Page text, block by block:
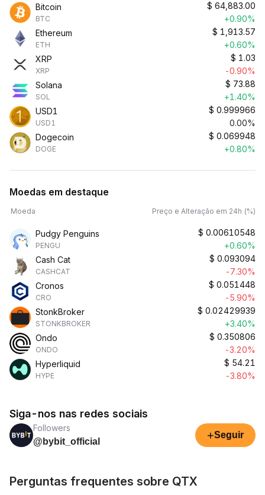
Bitcoin
BTC
$ 64,883.00
+0.90%
Ethereum
ETH
$ 1,913.57
+0.60%
XRP
XRP
$ 1.03
-0.90%
Solana
SOL
$ 73.88
+1.40%
USD1
USD1
$ 0.999966
0.00%
Dogecoin
DOGE
$ 0.069948
+0.80%
Moedas em destaque
Moeda Preço e Alteração em 24h (%)
Pudgy Penguins
PENGU
$ 0.00610548
+0.60%
Cash Cat
CASHCAT
$ 0.093094
-7.30%
Cronos
CRO
$ 0.051448
-5.90%
StonkBroker
STONKBROKER
$ 0.02429939
+3.40%
Ondo
ONDO
$ 0.350806
-3.20%
Hyperliquid
HYPE
$ 54.21
-3.80%
Siga-nos nas redes sociais
Followers
@bybit_official
+Seguir
Perguntas frequentes sobre QTX